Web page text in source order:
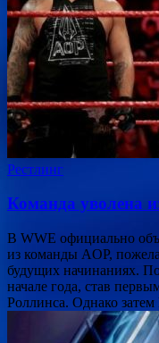
Рестлинг
Команда уволена
В WWE официально
из команды AOP,
будущих начинаниях.
начале года, став
Роллинса. Однако